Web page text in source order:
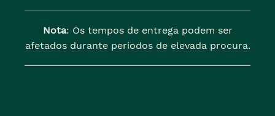
Nota: Os tempos de entrega podem ser
afetados durante periodos de elevada procura.